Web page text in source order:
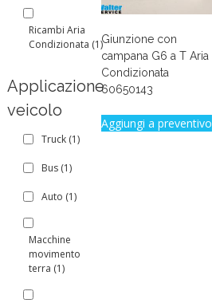
Giunzione con
campana G6 a T Aria
Condizionata
60650143
Aggiungi a preventivo
Ricambi Aria
Condizionata (1)
Applicazione
veicolo
Truck (1)
Bus (1)
Auto (1)
Macchine
movimento
terra (1)